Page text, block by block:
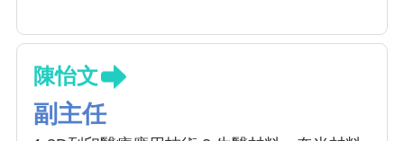
陳怡文
副主任